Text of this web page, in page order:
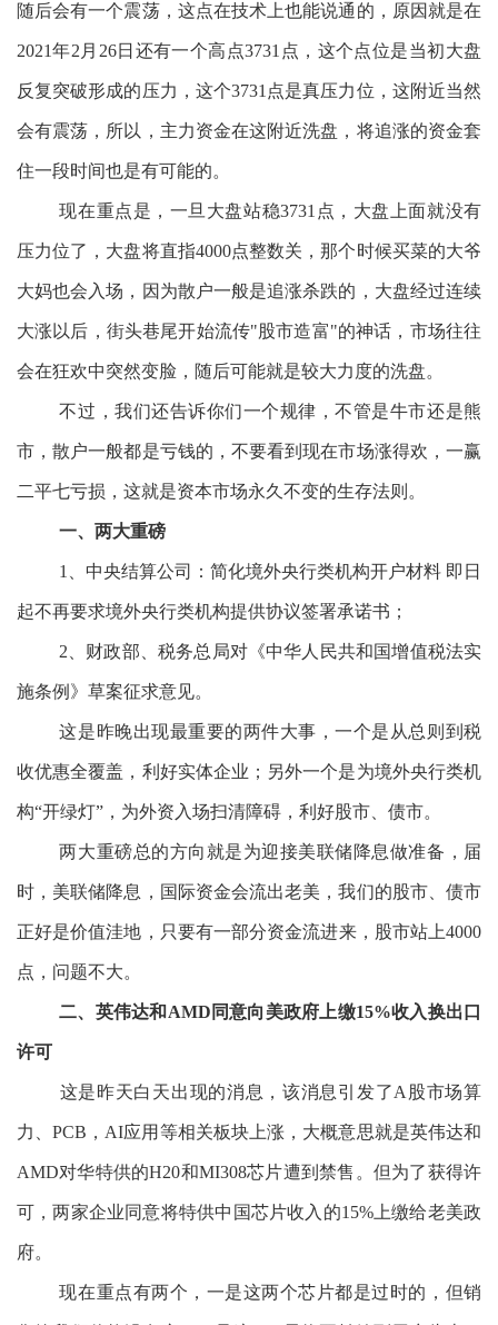
随后会有一个震荡，这点在技术上也能说通的，原因就是在
2021年2月26日还有一个高点3731点，这个点位是当初大盘
反复突破形成的压力，这个3731点是真压力位，这附近当然
会有震荡，所以，主力资金在这附近洗盘，将追涨的资金套
住一段时间也是有可能的。
现在重点是，一旦大盘站稳3731点，大盘上面就没有
压力位了，大盘将直指4000点整数关，那个时候买菜的大爷
大妈也会入场，因为散户一般是追涨杀跌的，大盘经过连续
大涨以后，街头巷尾开始流传"股市造富"的神话，市场往往
会在狂欢中突然变脸，随后可能就是较大力度的洗盘。
不过，我们还告诉你们一个规律，不管是牛市还是熊
市，散户一般都是亏钱的，不要看到现在市场涨得欢，一赢
二平七亏损，这就是资本市场永久不变的生存法则。
一、两大重磅
1、中央结算公司：简化境外央行类机构开户材料 即日
起不再要求境外央行类机构提供协议签署承诺书；
2、财政部、税务总局对《中华人民共和国增值税法实
施条例》草案征求意见。
这是昨晚出现最重要的两件大事，一个是从总则到税
收优惠全覆盖，利好实体企业；另外一个是为境外央行类机
构“开绿灯”，为外资入场扫清障碍，利好股市、债市。
两大重磅总的方向就是为迎接美联储降息做准备，届
时，美联储降息，国际资金会流出老美，我们的股市、债市
正好是价值洼地，只要有一部分资金流进来，股市站上4000
点，问题不大。
二、英伟达和AMD同意向美政府上缴15%收入换出口
许可
这是昨天白天出现的消息，该消息引发了A股市场算
力、PCB，AI应用等相关板块上涨，大概意思就是英伟达和
AMD对华特供的H20和MI308芯片遭到禁售。但为了获得许
可，两家企业同意将特供中国芯片收入的15%上缴给老美政
府。
现在重点有两个，一是这两个芯片都是过时的，但销